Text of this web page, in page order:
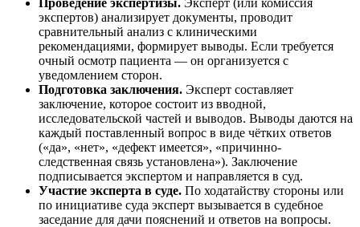
экспертов) анализирует документы, проводит
сравнительный анализ с клиническими
рекомендациями, формирует выводы. Если требуется
очный осмотр пациента — он организуется с
уведомлением сторон.
Подготовка заключения. Эксперт составляет
заключение, которое состоит из вводной,
исследовательской частей и выводов. Выводы даются на
каждый поставленный вопрос в виде чётких ответов
(«да», «нет», «дефект имеется», «причинно-
следственная связь установлена»). Заключение
подписывается экспертом и направляется в суд.
Участие эксперта в суде. По ходатайству стороны или
по инициативе суда эксперт вызывается в судебное
заседание для дачи пояснений и ответов на вопросы.